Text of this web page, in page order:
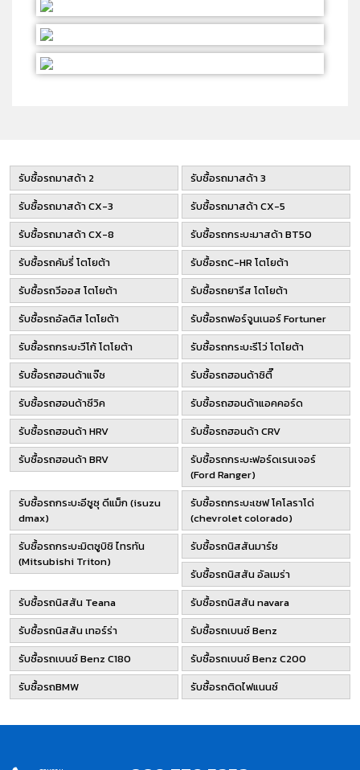
รับซื้อรถมาสด้า 2
รับซื้อรถมาสด้า 3
รับซื้อรถมาสด้า CX-3
รับซื้อรถมาสด้า CX-5
รับซื้อรถมาสด้า CX-8
รับซื้อรถกระบะมาสด้า BT50
รับซื้อรถคัมรี่ โตโยต้า
รับซื้อรถC-HR โตโยต้า
รับซื้อรถวีออส โตโยต้า
รับซื้อรถยารีส โตโยต้า
รับซื้อรถอัลติส โตโยต้า
รับซื้อรถฟอร์จูนเนอร์ Fortuner
รับซื้อรถกระบะวีโก้ โตโยต้า
รับซื้อรถกระบะรีโว่ โตโยต้า
รับซื้อรถฮอนด้าแจ๊ซ
รับซื้อรถฮอนด้าซิตี๊
รับซื้อรถฮอนด้าซีวิค
รับซื้อรถฮอนด้าแอคคอร์ด
รับซื้อรถฮอนด้า HRV
รับซื้อรถฮอนด้า CRV
รับซื้อรถฮอนด้า BRV
รับซื้อรถกระบะฟอร์ดเรนเจอร์
(Ford Ranger)
รับซื้อรถกระบะอีซูซุ ดีแม็ก (isuzu
dmax)
รับซื้อรถกระบะเชฟ โคโลราโด่
(chevrolet colorado)
รับซื้อรถกระบะมิตซูบิชิ ไทรทัน
(Mitsubishi Triton)
รับซื้อรถนิสสันมาร์ช
รับซื้อรถนิสสัน อัลเมร่า
รับซื้อรถนิสสัน Teana
รับซื้อรถนิสสัน navara
รับซื้อรถนิสสัน เทอร์ร่า
รับซื้อรถเบนซ์ Benz
รับซื้อรถเบนซ์ Benz C180
รับซื้อรถเบนซ์ Benz C200
รับซื้อรถBMW
รับซื้อรถติดไฟแนนซ์